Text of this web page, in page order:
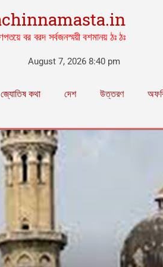
বর বরদ সর্বজনস্ময়ী বশমানয় ঠঃ ঠঃ
August 7, 2026 8:40 pm
জ্যোতিষ কথা দেশ উত্তরণ